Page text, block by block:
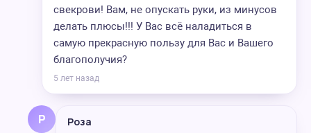
свекрови! Вам, не опускать руки, из минусов
делать плюсы!!! У Вас всë наладиться в
самую прекрасную пользу для Вас и Вашего
благополучия?
5 лет назад
Р Роза